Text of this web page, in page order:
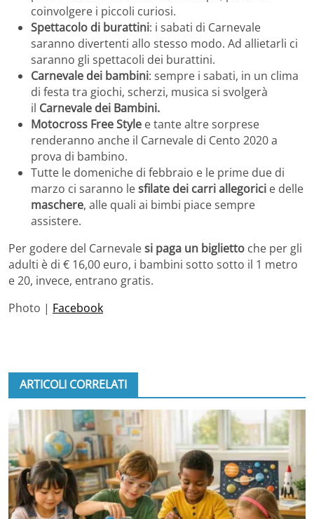
coinvolgere i piccoli curiosi.
Spettacolo di burattini: i sabati di Carnevale
saranno divertenti allo stesso modo. Ad allietarli ci
saranno gli spettacoli dei burattini.
Carnevale dei bambini: sempre i sabati, in un clima
di festa tra giochi, scherzi, musica si svolgerà
il Carnevale dei Bambini.
Motocross Free Style e tante altre sorprese
renderanno anche il Carnevale di Cento 2020 a
prova di bambino.
Tutte le domeniche di febbraio e le prime due di
marzo ci saranno lesfilate dei carri allegorici e delle
maschere, alle quali ai bimbi piace sempre
assistere.
Per godere del Carnevalesi paga un biglietto che per gli
adulti è di € 16,00 euro, i bambini sotto sotto il 1 metro
e 20, invece, entrano gratis.
Photo | Facebook
ARTICOLI CORRELATI